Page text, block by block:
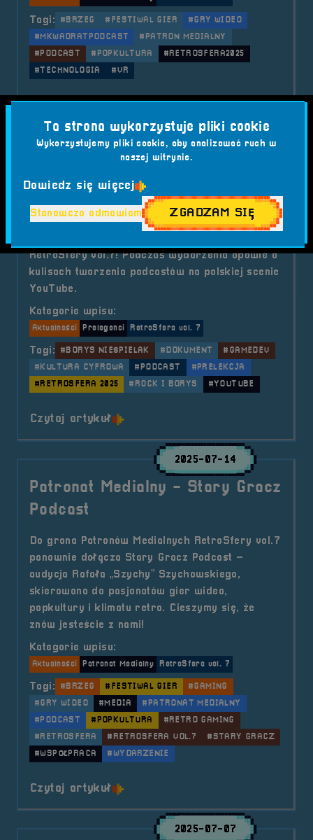
Tagi: #BRZEG #FESTIWAL GIER
#GRY WIDEO
#MKWADRATPODCAST
#PATRON MEDIALNY
#PODCAST
#POPKULTURA
#RETROSFERA2025
#TECHNOLOGIA
#VR
Czytaj artykuło tytule Patronat Medialny
2025-07-28
Borys Nieśpielak – reżyser, operator i
współtwórca popularnego podcastu „Rock i
RetroSfery vol.7! Podczas wydarzenia opowie o
kulisach tworzenia podcastów na polskiej scenie
YouTube.
Kategorie wpisu:
Aktualności Prelegenci RetroSfera vol. 7
Tagi: #BORYS NIEŚPIELAK #DOKUMENT
#GAMEDEV
#KULTURA CYFROWA
#PODCAST
#PRELEKCJA
#RETROSFERA 2025
#ROCK I BORYS #YOUTUBE
Czytaj artykuło tytule Prelegent &#8211; Borys
2025-07-14
Patronat Medialny - Stary Gracz
Podcast
Do grona Patronów Medialnych RetroSfery vol.7
ponownie dołącza Stary Gracz Podcast –
audycja Rafała „Szychy” Szychowskiego,
skierowana do pasjonatów gier wideo,
popkultury i klimatu retro. Cieszymy się, że
znów jesteście z nami!
Kategorie wpisu:
Aktualności Patronat Medialny RetroSfera vol. 7
Tagi: #BRZEG #FESTIWAL GIER
#GAMING
#GRY WIDEO
#MEDIA
#PATRONAT MEDIALNY
#PODCAST
#POPKULTURA
#RETRO GAMING
#RETROSFERA
#RETROSFERA VOL.7
#STARY GRACZ
#WSPÓŁPRACA
#WYDARZENIE
Czytaj artykuło tytule Patronat Medialny
2025-07-07
Ta strona wykorzystuje pliki cookie
Wykorzystujemy pliki cookie, aby analizować ruch w
naszej witrynie.
Dowiedz się więcej
Stanowczo odmawiam ZGADZAM SIĘ